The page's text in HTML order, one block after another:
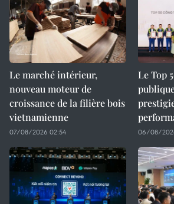
Le marché intérieur,
nouveau moteur de
croissance de la filière bois
vietnamienne
07/08/2026 02:54
Le Top
06/08/